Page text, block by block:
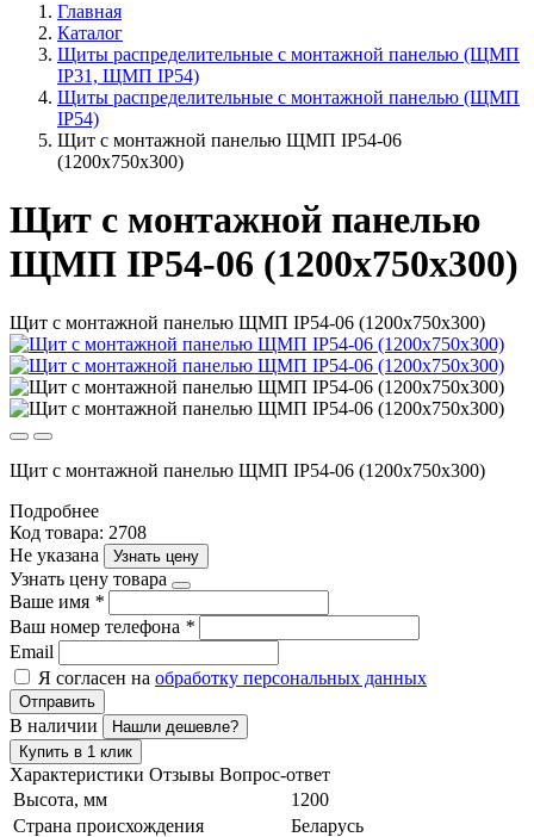
Главная
Каталог
Щиты распределительные с монтажной панелью (ЩМП
IP31, ЩМП IP54)
Щиты распределительные с монтажной панелью (ЩМП
IP54)
Щит с монтажной панелью ЩМП IP54-06
(1200х750х300)
Щит с монтажной панелью
ЩМП IP54-06 (1200х750х300)
Щит с монтажной панелью ЩМП IP54-06 (1200х750х300)
Щит с монтажной панелью ЩМП IP54-06 (1200х750х300)
Подробнее
Код товара: 2708
Не указана
Узнать цену
Узнать цену товара
Ваше имя *
Ваш номер телефона *
Email
Я согласен на обработку персональных данных
Отправить
В наличии
Нашли дешевле?
Купить в 1 клик
Характеристики Отзывы Вопрос-ответ
Высота, мм
1200
Страна происхождения
Беларусь